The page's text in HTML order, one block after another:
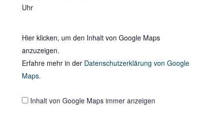
Uhr
Google
der
die
Adresse
von
Stadtteilzentrum
Hier klicken, um den Inhalt von Google Maps
anzuzeigen.
Erfahre mehr in der Datenschutzerklärung von Google
Maps.
Inhalt von Google Maps immer anzeigen